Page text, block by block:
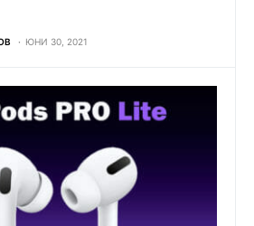
ЮНИ 30, 2021